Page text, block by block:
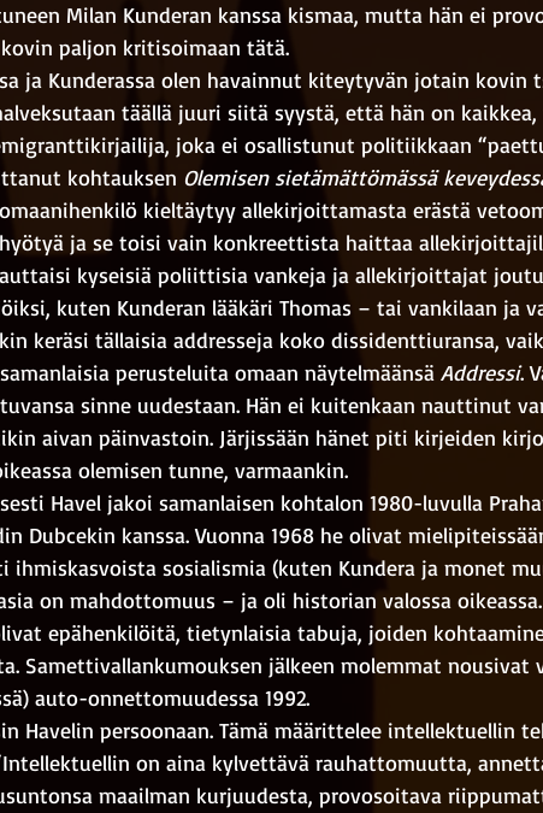
Milan Kunderan kanssa kismaa, mutta hän ei
paljon kritisoimaan tätä.
ja Kunderassa olen havainnut kiteytyvän jotain kovin
täällä juuri siitä syystä, että hän on
joka ei osallistunut politiikkaan
kohtauksen Olemisen sietämättömässä
kieltäytyy allekirjoittamasta erästä
ja se toisi vain konkreettista haittaa
kyseisiä poliittisia vankeja ja allekirjoittajat
kuten Kunderan lääkäri Thomas – tai vankilaan ja
keräsi tällaisia addresseja koko dissidenttiuransa,
perusteluita omaan näytelmäänsä Addressi.
sinne uudestaan. Hän ei kuitenkaan nauttinut
aivan päinvastoin. Järjissään hänet piti kirjeiden
olemisen tunne, varmaankin.
Havel jakoi samanlaisen kohtalon 1980-luvulla
Dubcekin kanssa. Vuonna 1968 he olivat
ihmiskasvoista sosialismia (kuten Kundera ja monet
on mahdottomuus – ja oli historian valossa
epähenkilöitä, tietynlaisia tabuja, joiden
Samettivallankumouksen jälkeen molemmat nousivat
auto-onnettomuudessa 1992.
Havelin persoonaan. Tämä määrittelee intellektuellin
on aina kylvettävä rauhattomuutta,
maailman kurjuudesta, provosoitava